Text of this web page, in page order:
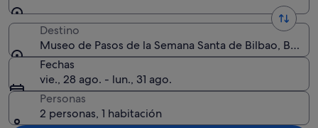
Destino
Museo de Pasos de la Semana Santa de Bilbao,
Fechas
vie., 28 ago. - lun., 31 ago.
Personas
2 personas, 1 habitación